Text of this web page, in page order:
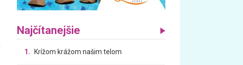
Najčítanejšie
1. Krížom krážom našim telom